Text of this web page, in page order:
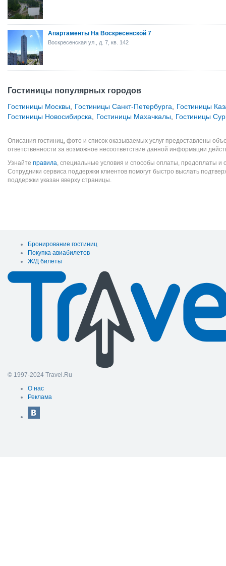
Апартаменты На Воскресенской 7
Воскресенская ул., д. 7, кв. 142
Гостиницы популярных городов
Гостиницы Москвы Гостиницы Санкт-Петербурга
Гостиницы
Гостиницы Новосибирска
Гостиницы Махачкалы Гостиницы
Описания гостиниц, фото и список оказываемых услуг предоставлены
ответственности за возможное несоответствие данной информации
Узнайте правила, специальные условия и способы оплаты, предоплаты и
Сотрудники сервиса поддержки клиентов помогут быстро выслать
поддержки указан вверху страницы.
Бронирование гостиниц
Покупка авиабилетов
Ж/Д билеты
© 1997-2024 Travel.Ru
О нас
Реклама